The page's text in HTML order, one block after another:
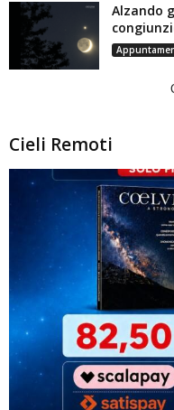
Alzando
Cieli Remoti